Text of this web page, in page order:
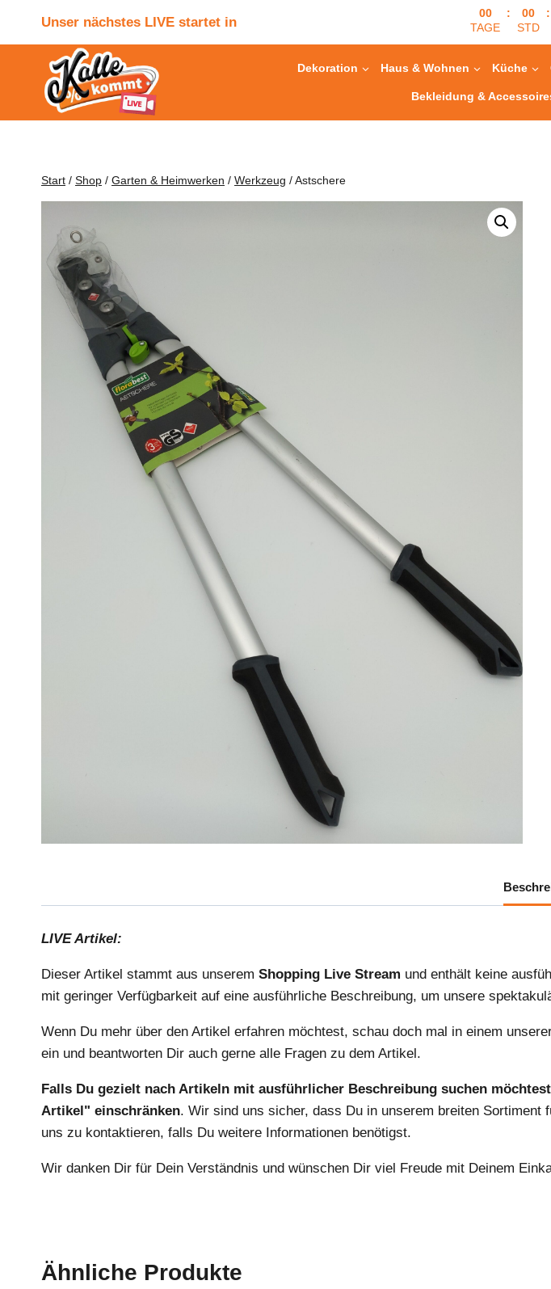
Unser nächstes LIVE startet in
00
TAGE
:
00
STD
:
Dekoration Haus & Wohnen Küche
Bekleidung &
Start / Shop / Garten & Heimwerken / Werkzeug /Astschere
LIVE Artikel:
Dieser Artikel stammt aus unserem Shopping Live Stream und enthält keine
mit geringer Verfügbarkeit auf eine ausführliche Beschreibung, um unsere
Wenn Du mehr über den Artikel erfahren möchtest, schau doch mal in einem
ein und beantworten Dir auch gerne alle Fragen zu dem Artikel.
Falls Du gezielt nach Artikeln mit ausführlicher Beschreibung suchen
Artikel" einschränken. Wir sind uns sicher, dass Du in unserem breiten
uns zu kontaktieren, falls Du weitere Informationen benötigst.
Wir danken Dir für Dein Verständnis und wünschen Dir viel Freude mit Deinem
Ähnliche Produkte